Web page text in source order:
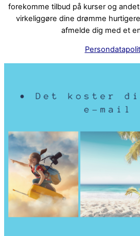
forekomme tilbud på kurser og
virkeliggøre dine drømme
afmelde dig med et